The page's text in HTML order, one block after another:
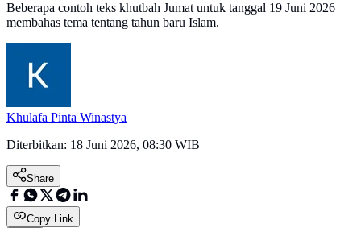
Beberapa contoh teks khutbah Jumat untuk tanggal 19 Juni 2026
membahas tema tentang tahun baru Islam.
Khulafa Pinta Winastya
Diterbitkan: 18 Juni 2026, 08:30 WIB
Share
Copy Link